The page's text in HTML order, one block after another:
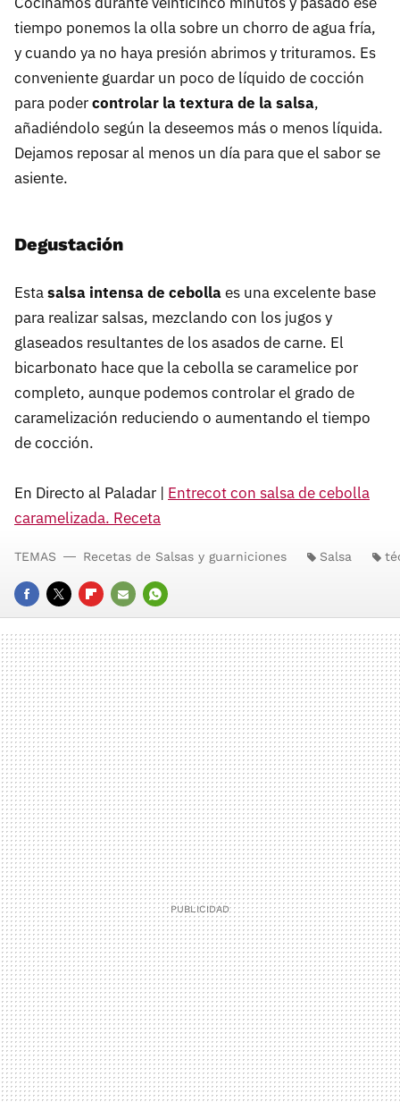
tiempo ponemos la olla sobre un chorro de agua fría,
y cuando ya no haya presión abrimos y trituramos. Es
conveniente guardar un poco de líquido de cocción
para podercontrolar la textura de la salsa,
añadiéndolo según la deseemos más o menos líquida.
Dejamos reposar al menos un día para que el sabor se
asiente.
Degustación
Estasalsa intensa de cebollaes una excelente base
para realizar salsas, mezclando con los jugos y
glaseados resultantes de los asados de carne. El
bicarbonato hace que la cebolla se caramelice por
completo, aunque podemos controlar el grado de
caramelización reduciendo o aumentando el tiempo
de cocción.
En Directo al Paladar | Entrecot con salsa de cebolla
caramelizada. Receta
FACEBOOK
TWITTERFLIPBOARD
E-
MAIL
WHATSAPP
TEMAS Recetas de Salsas y guarniciones Salsa